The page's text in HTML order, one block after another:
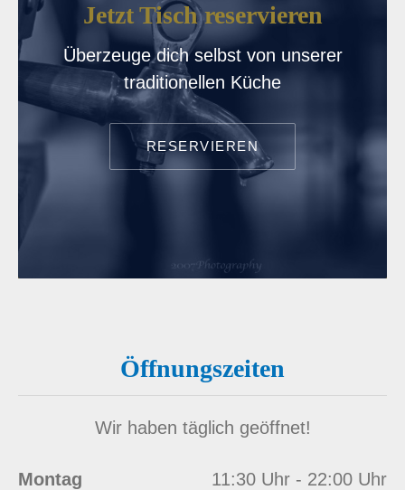
Jetzt Tisch reservieren
Überzeuge dich selbst von unserer
traditionellen Küche
RESERVIEREN
Öffnungszeiten
Wir haben täglich geöffnet!
Montag 11:30 Uhr - 22:00 Uhr